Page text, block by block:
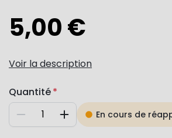
5,00 €
Voir la description
Quantité
Diminuer AugmenterEn cours de